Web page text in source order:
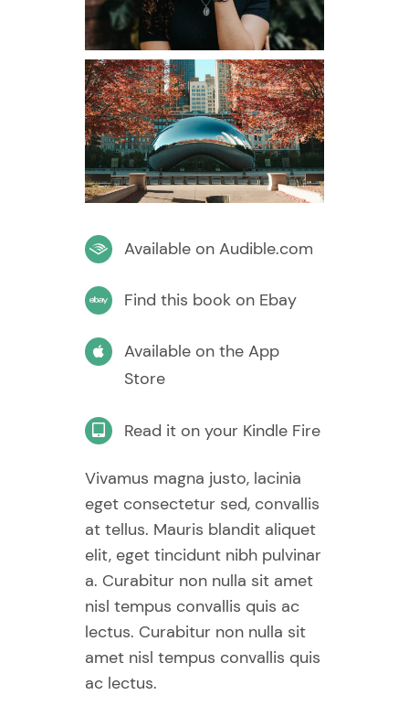
Available on Audible.com
Find this book on Ebay
Available on the App
Store
Read it on your Kindle Fire
Vivamus magna justo, lacinia
eget consectetur sed, convallis
at tellus. Mauris blandit aliquet
elit, eget tincidunt nibh pulvinar
a. Curabitur non nulla sit amet
nisl tempus convallis quis ac
lectus. Curabitur non nulla sit
amet nisl tempus convallis quis
ac lectus.